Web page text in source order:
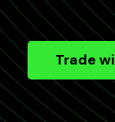
Trade